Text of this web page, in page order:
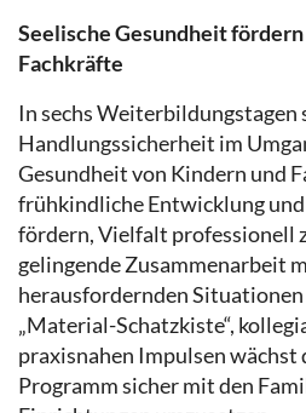
Seelische Gesundheit
Fachkräfte
In sechs Weiterbildungstagen
Handlungssicherheit im
Gesundheit von Kindern und
frühkindliche Entwicklung
fördern, Vielfalt professionell
gelingende Zusammenarbeit
herausfordernden
„Material-Schatzkiste“,
praxisnahen Impulsen wächst
Programm sicher mit den